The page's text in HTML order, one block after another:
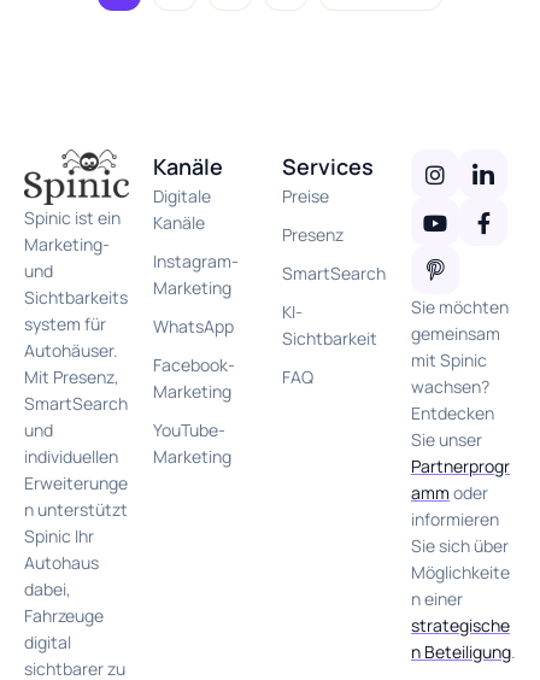
Spinic ist ein
Marketing-
und
Sichtbarkeits
system für
Autohäuser.
Mit Presenz,
SmartSearch
und
individuellen
Erweiterunge
n unterstützt
Spinic Ihr
Autohaus
dabei,
Fahrzeuge
digital
sichtbarer zu
Kanäle
Digitale
Kanäle
Instagram-
Marketing
WhatsApp
Facebook-
Marketing
YouTube-
Marketing
Services
Preise
Presenz
SmartSearch
KI-
Sichtbarkeit
FAQ
Sie möchten
gemeinsam
mit Spinic
wachsen?
Entdecken
Sie unser
Partnerprogr
amm oder
informieren
Sie sich über
Möglichkeite
n einer
strategische
n Beteiligung.